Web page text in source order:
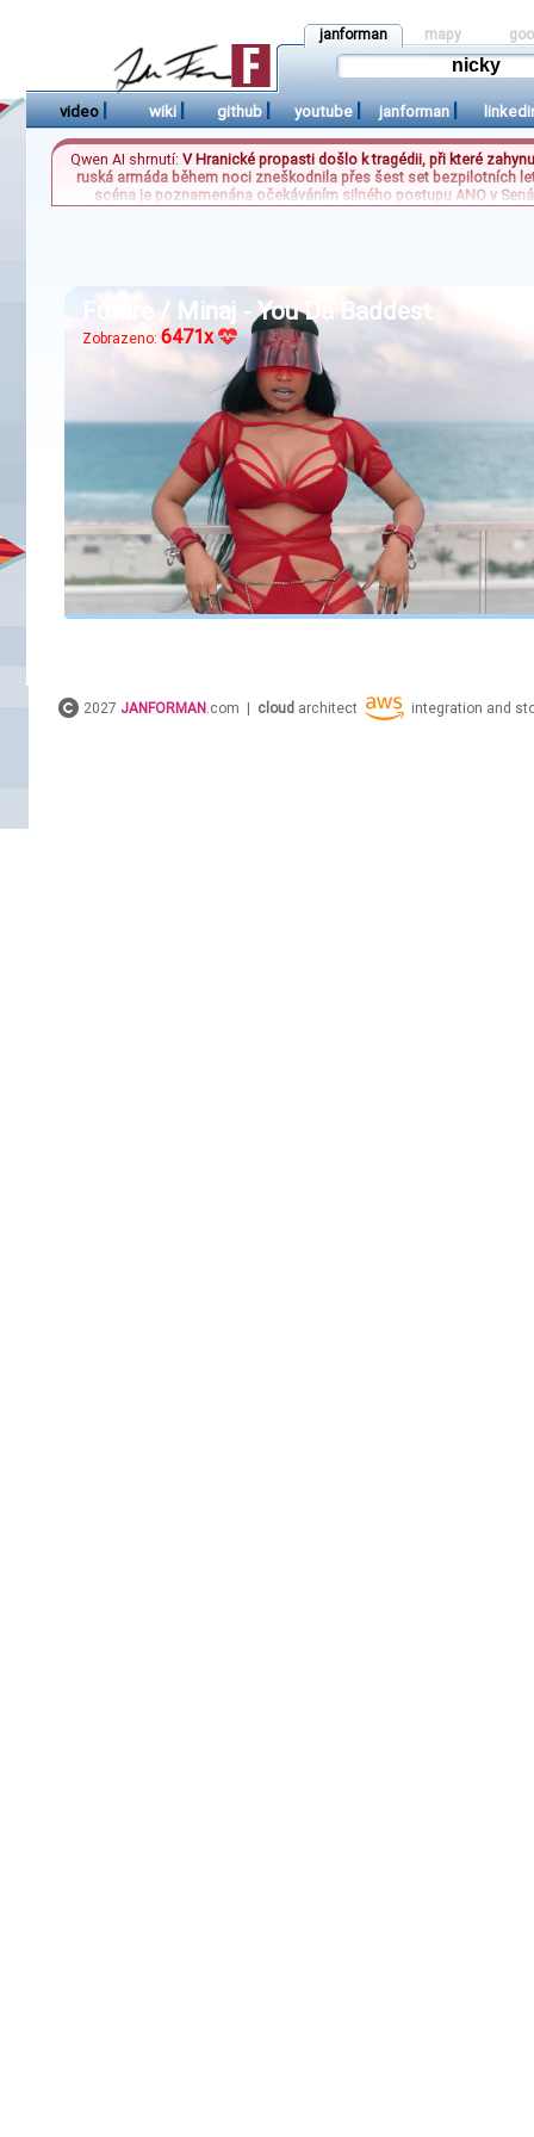
janforman mapy
video | wiki | github | youtube | janforman |
Qwen AI shrnutí:V Hranické propasti došlo k tragédii, při které
ruská armáda během noci zneškodnila přes šest set bezpilotních
scéna je poznamenána očekáváním silného postupu ANO v
Future / Minaj - You Da Baddest
Zobrazeno: 6471x
2027 JANFORMAN .com | cloud architect integration and